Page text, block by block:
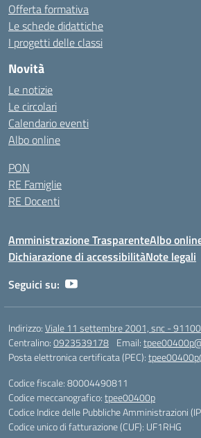
Offerta formativa
Le schede didattiche
I progetti delle classi
Novità
Le notizie
Le circolari
Calendario eventi
Albo online
PON
RE Famiglie
RE Docenti
Amministrazione TrasparenteAlbo
Dichiarazione di accessibilitàNote legali
Seguici su:
Indirizzo:Viale 11 settembre 2001, snc -
Centralino:0923539178 Email:
Posta elettronica certificata (PEC):
Codice fiscale: 80004490811
Codice meccanografico:tpee00400p
Codice Indice delle Pubbliche Amministrazioni
Codice unico di fatturazione (CUF): UF1RHG